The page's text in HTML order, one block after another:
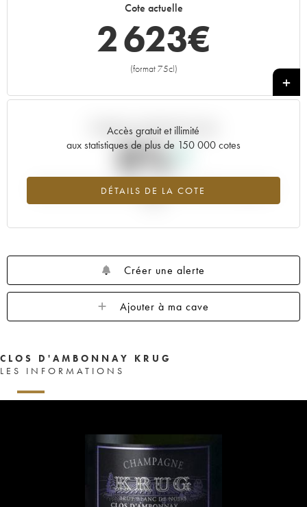
Cote actuelle
2 623€
(format 75cl)
+
Accès gratuit et illimité
aux statistiques de plus de 150 000 cotes
DÉTAILS DE LA COTE
Tendance actuelle de la cote
0%
Tendance à la hausse du millésime 1996 en 2026 par rapport à
Créer une alerte
Ajouter à ma cave
CLOS D'AMBONNAY KRUG
LES INFORMATIONS